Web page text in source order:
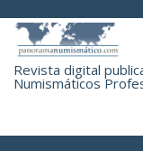
Revista digital
Numismáticos